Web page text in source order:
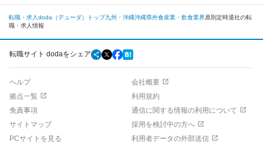
転職・求人doda（デューダ）トップ九州・沖縄沖縄県外食産業・飲食業界原則定時退社の転
職・求人情報
転職サイト dodaをシェア
ヘルプ
会社概要
拠点一覧
利用規約
免責事項
通信に関する情報の利用について
サイトマップ
採用を検討中の方へ
PCサイトを見る
利用者データの外部送信